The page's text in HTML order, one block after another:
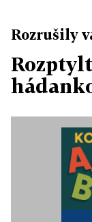
Rozrušily